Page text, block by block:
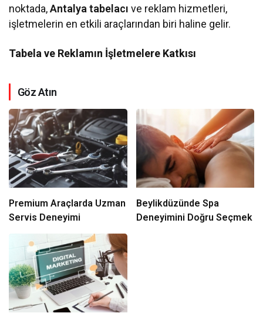
noktada,Antalya tabelacı ve reklam hizmetleri,
işletmelerin en etkili araçlarından biri haline gelir.
Tabela ve Reklamın İşletmelere Katkısı
Göz Atın
Premium Araçlarda Uzman
Servis Deneyimi
Beylikdüzünde Spa
Deneyimini Doğru Seçmek